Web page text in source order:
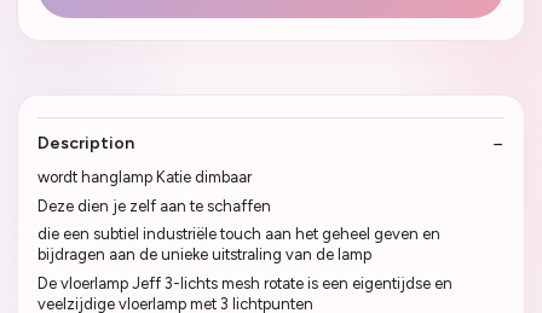
Description
wordt hanglamp Katie dimbaar
Deze dien je zelf aan te schaffen
die een subtiel industriële touch aan het geheel geven en
bijdragen aan de unieke uitstraling van de lamp
De vloerlamp Jeff 3-lichts mesh rotate is een eigentijdse en
veelzijdige vloerlamp met 3 lichtpunten